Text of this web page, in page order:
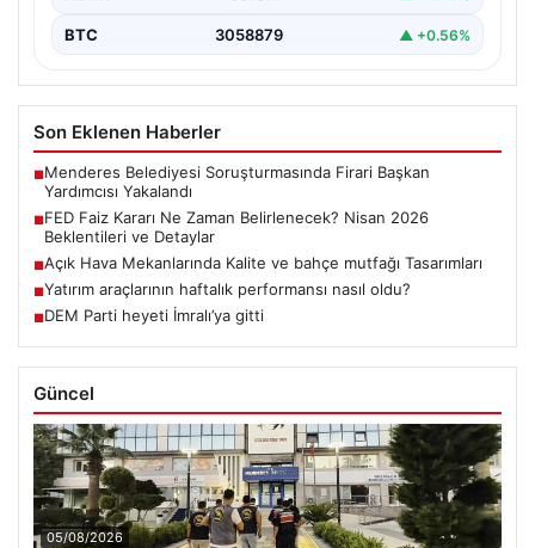
BTC 3058879 ▲ +0.56%
Son Eklenen Haberler
■Menderes Belediyesi Soruşturmasında Firari Başkan
Yardımcısı Yakalandı
■FED Faiz Kararı Ne Zaman Belirlenecek? Nisan 2026
Beklentileri ve Detaylar
■Açık Hava Mekanlarında Kalite ve bahçe mutfağı Tasarımları
■Yatırım araçlarının haftalık performansı nasıl oldu?
■DEM Parti heyeti İmralı’ya gitti
Güncel
05/08/2026